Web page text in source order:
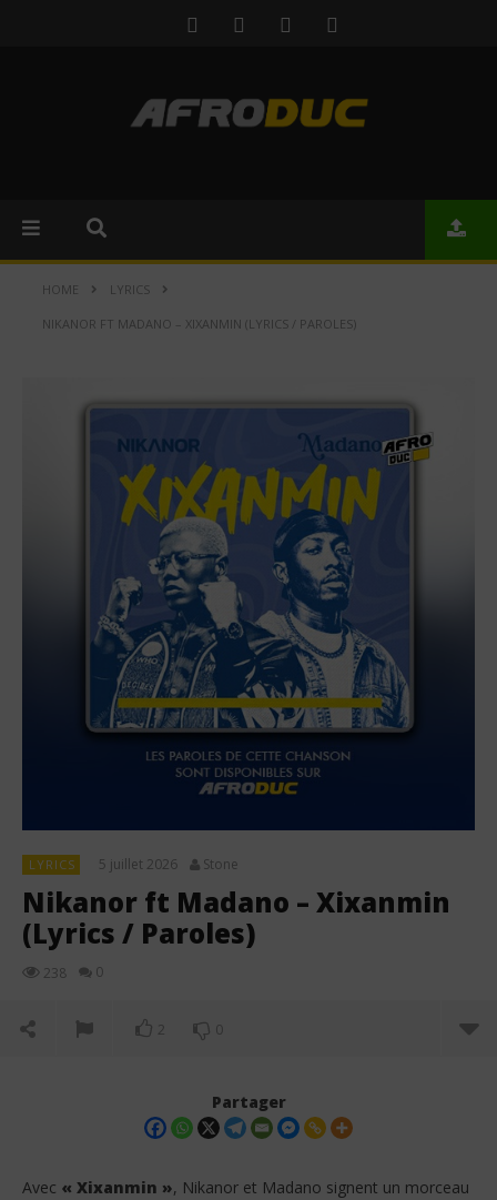
HOME LYRICS
NIKANOR FT MADANO – XIXANMIN (LYRICS / PAROLES)
LYRICS 5 juillet 2026 Stone
Nikanor ft Madano – Xixanmin
(Lyrics / Paroles)
238 0
2 0
Partager
Avec « Xixanmin », Nikanor et Madano signent un morceau